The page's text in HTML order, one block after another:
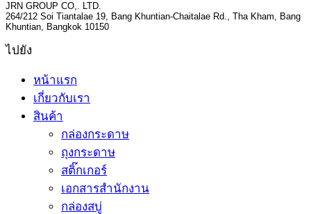
JRN GROUP CO,. LTD.
264/212 Soi Tiantalae 19, Bang Khuntian-Chaitalae Rd., Tha Kham, Bang
Khuntian, Bangkok 10150
ไปยัง
หน้าแรก
เกี่ยวกับเรา
สินค้า
กล่องกระดาษ
ถุงกระดาษ
สติ๊กเกอร์
เอกสารสำนักงาน
กล่องสบู่